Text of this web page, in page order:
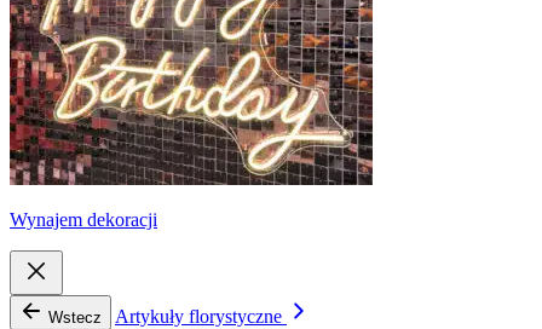
Wynajem dekoracji
Wstecz Artykuły florystyczne